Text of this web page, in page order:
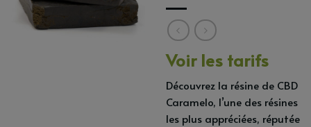
Voir les tarifs
Découvrez la résine de CBD
Caramelo, l’une des résines
les plus appréciées, réputée